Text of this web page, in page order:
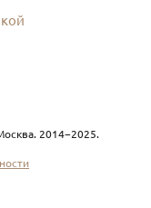
2014−2025.